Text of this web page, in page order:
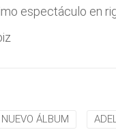
espectáculo en
NUEVO ÁLBUM